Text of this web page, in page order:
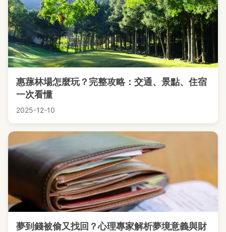
惠蓀林場怎麼玩？完整攻略：交通、景點、住宿
一次看懂
2025-12-10
夢到錢被偷又找回？心理專家解析夢境意義與財